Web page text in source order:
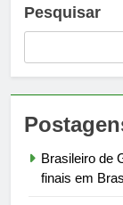
Pesquisar
Brasileiro de
finais em